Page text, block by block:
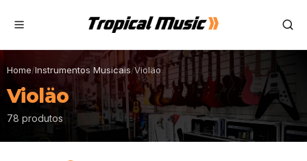
Home/Instrumentos Musicais/Violäo
Violäo
78 produtos